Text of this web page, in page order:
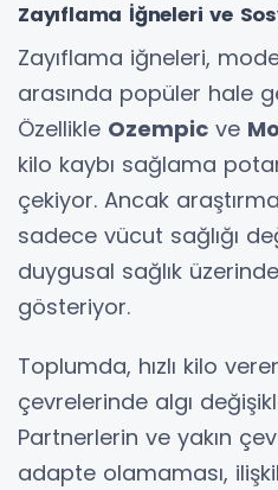
Zayıflama İğneleri ve
Zayıflama iğneleri,
arasında popüler hale
Özellikle Ozempic ve
kilo kaybı sağlama
çekiyor. Ancak
sadece vücut sağlığı
duygusal sağlık
gösteriyor.
Toplumda, hızlı kilo
çevrelerinde algı
Partnerlerin ve yakın
adapte olamaması,